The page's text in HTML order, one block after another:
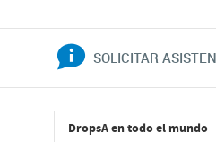
SOLICITAR
DropsA en todo el mundo